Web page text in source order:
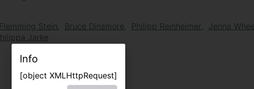
Flemming Stein Bruce Dinsmore Philipp Reinheimer
Jenna
Jarke
Info
[object XMLHttpRequest]